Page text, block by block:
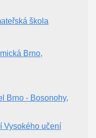
škola
Brno,
Brno - Bosonohy,
Vysokého učení